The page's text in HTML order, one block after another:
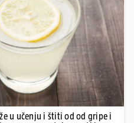
videa...
u učenju i štiti od od gripe i